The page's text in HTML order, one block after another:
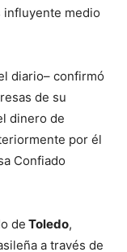
influyente medio
diario– confirmó
de su
dinero de
por él
Confiado
de Toledo,
a través de